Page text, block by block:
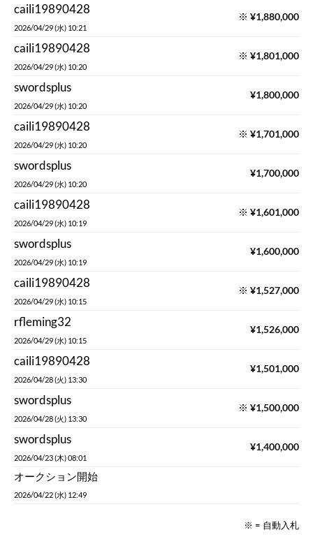
caili19890428
2026/04/29 (水) 10:21
※ ¥1,880,000
caili19890428
2026/04/29 (水) 10:20
※ ¥1,801,000
swordsplus
2026/04/29 (水) 10:20
¥1,800,000
caili19890428
2026/04/29 (水) 10:20
※ ¥1,701,000
swordsplus
2026/04/29 (水) 10:20
¥1,700,000
caili19890428
2026/04/29 (水) 10:19
※ ¥1,601,000
swordsplus
2026/04/29 (水) 10:19
¥1,600,000
caili19890428
2026/04/29 (水) 10:15
※ ¥1,527,000
rfleming32
2026/04/29 (水) 10:15
¥1,526,000
caili19890428
2026/04/28 (火) 13:30
¥1,501,000
swordsplus
2026/04/28 (火) 13:30
※ ¥1,500,000
swordsplus
2026/04/23 (木) 08:01
¥1,400,000
オークション開始
2026/04/22 (水) 12:49
※ = 自動入札